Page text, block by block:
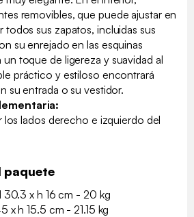
removibles, que puede ajustar en
todos sus zapatos, incluidas sus
su enrejado en las esquinas
toque de ligereza y suavidad al
práctico y estiloso encontrará
su entrada o su vestidor.
los lados derecho e izquierdo del
paquete
30.3 x h 16 cm - 20 kg
x h 15.5 cm - 21.15 kg